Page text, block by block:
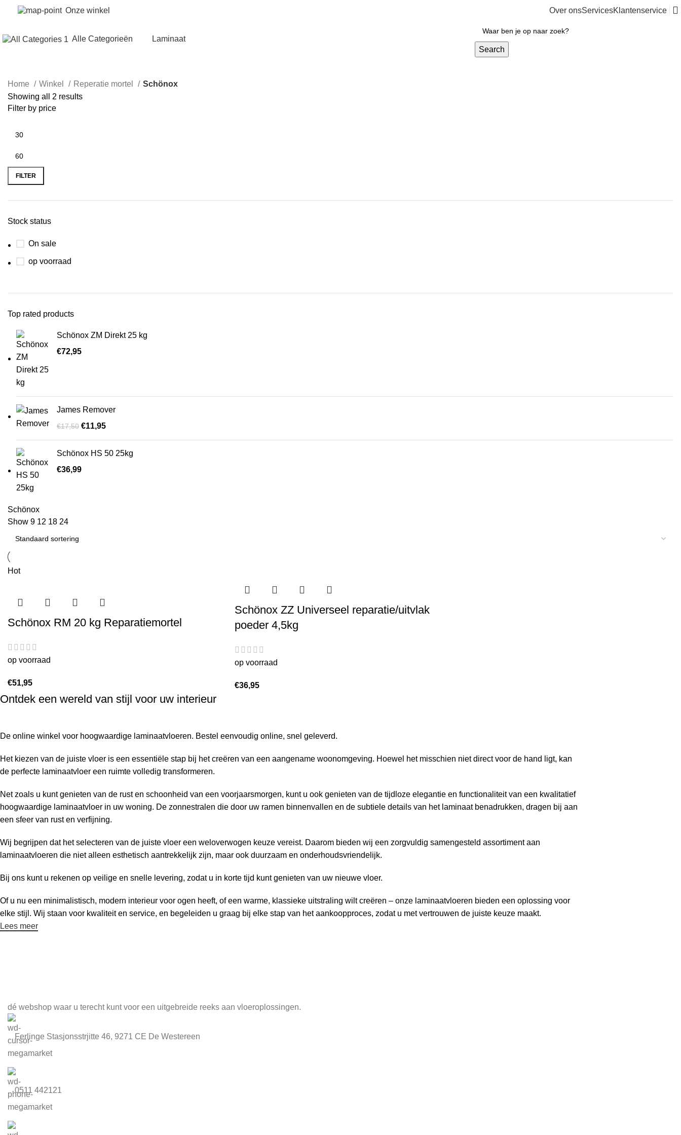
Onze winkel Over onsServicesKlantenservice
Alle Categorieën
Laminaat
Search
Home Winkel Reperatie mortel
Schönox
Showing all 2 results
Filter by price
FILTER
Stock status
On sale
op voorraad
Top rated products
Schönox ZM Direkt 25 kg
€72,95
James Remover
€17,50 €11,95
Schönox HS 50 25kg
€36,99
Schönox
Show 9 12 18 24
Hot
Schönox RM 20 kg Reparatiemortel
op voorraad
€51,95
Schönox ZZ Universeel reparatie/uitvlak
poeder 4,5kg
op voorraad
€36,95
Ontdek een wereld van stijl voor uw interieur
De online winkel voor hoogwaardige laminaatvloeren. Bestel eenvoudig online, snel geleverd.
Het kiezen van de juiste vloer is een essentiële stap bij het creëren van een aangename woonomgeving. Hoewel het misschien niet direct voor de hand ligt, kan
de perfecte laminaatvloer een ruimte volledig transformeren.
Net zoals u kunt genieten van de rust en schoonheid van een voorjaarsmorgen, kunt u ook genieten van de tijdloze elegantie en functionaliteit van een kwalitatief
hoogwaardige laminaatvloer in uw woning. De zonnestralen die door uw ramen binnenvallen en de subtiele details van het laminaat benadrukken, dragen bij aan
een sfeer van rust en verfijning.
Wij begrijpen dat het selecteren van de juiste vloer een weloverwogen keuze vereist. Daarom bieden wij een zorgvuldig samengesteld assortiment aan
laminaatvloeren die niet alleen esthetisch aantrekkelijk zijn, maar ook duurzaam en onderhoudsvriendelijk.
Bij ons kunt u rekenen op veilige en snelle levering, zodat u in korte tijd kunt genieten van uw nieuwe vloer.
Of u nu een minimalistisch, modern interieur voor ogen heeft, of een warme, klassieke uitstraling wilt creëren – onze laminaatvloeren bieden een oplossing voor
elke stijl. Wij staan voor kwaliteit en service, en begeleiden u graag bij elke stap van het aankoopproces, zodat u met vertrouwen de juiste keuze maakt.
Lees meer
dé webshop waar u terecht kunt voor een uitgebreide reeks aan vloeroplossingen.
Ferlinge Stasjonsstrjitte 46, 9271 CE De Westereen
0511 442121